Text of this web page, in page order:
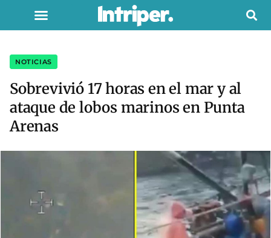
NOTICIAS
Sobrevivió 17 horas en el mar y al
ataque de lobos marinos en Punta
Arenas